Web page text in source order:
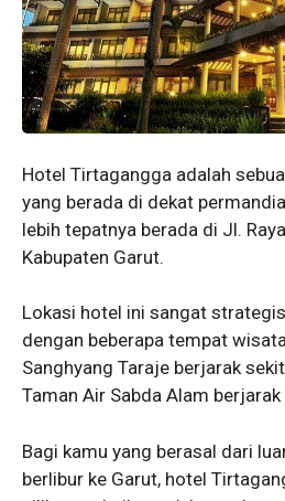
Hotel Tirtagangga adalah
yang berada di dekat
lebih tepatnya berada di Jl.
Kabupaten Garut.
Lokasi hotel ini sangat
dengan beberapa tempat
Sanghyang Taraje berjarak
Taman Air Sabda Alam
Bagi kamu yang berasal dari
berlibur ke Garut, hotel